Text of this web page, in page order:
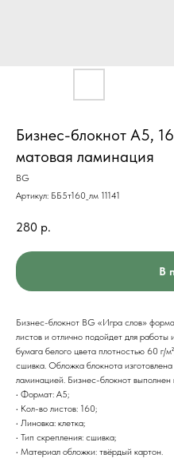
Бизнес-блокнот А5,
матовая ламинация
BG
Артикул: ББ5т160_лм 11141
280 р.
В
Бизнес-блокнот BG «Игра слов»
листов и отлично подойдет для
бумага белого цвета плотностью 60 г/
сшивка. Обложка блокнота
ламинацией. Бизнес-блокнот выполнен
• Формат: А5;
• Кол-во листов: 160;
• Линовка: клетка;
• Тип скрепления: сшивка;
• Материал обложки: твёрдый картон.